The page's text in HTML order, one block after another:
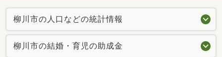
柳川市の人口などの統計情報
柳川市の結婚・育児の助成金